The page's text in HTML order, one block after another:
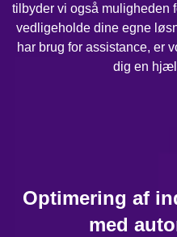
tilbyder vi også muligheden
vedligeholde dine egne
har brug for assistance, er
dig en
Optimering af
med